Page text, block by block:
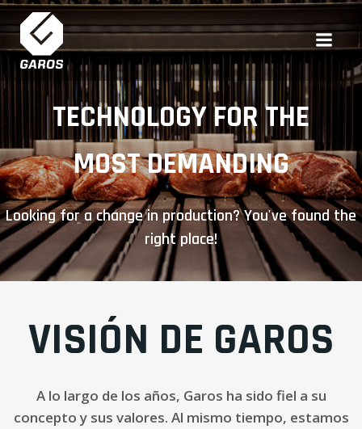
Saltar
al
contenido
TECHNOLOGY FOR THE
MOST DEMANDING
Looking for a change in production? You've found the
right place!
VISIÓN DE GAROS
A lo largo de los años, Garos ha sido fiel a su
concepto y sus valores. Al mismo tiempo, estamos